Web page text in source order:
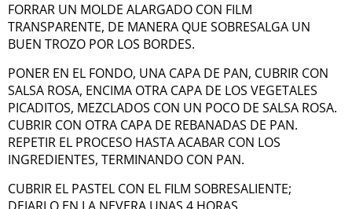
FORRAR UN MOLDE ALARGADO CON FILM
TRANSPARENTE, DE MANERA QUE SOBRESALGA UN
BUEN TROZO POR LOS BORDES.
PONER EN EL FONDO, UNA CAPA DE PAN, CUBRIR CON
SALSA ROSA, ENCIMA OTRA CAPA DE LOS VEGETALES
PICADITOS, MEZCLADOS CON UN POCO DE SALSA ROSA.
CUBRIR CON OTRA CAPA DE REBANADAS DE PAN.
REPETIR EL PROCESO HASTA ACABAR CON LOS
INGREDIENTES, TERMINANDO CON PAN.
CUBRIR EL PASTEL CON EL FILM SOBRESALIENTE;